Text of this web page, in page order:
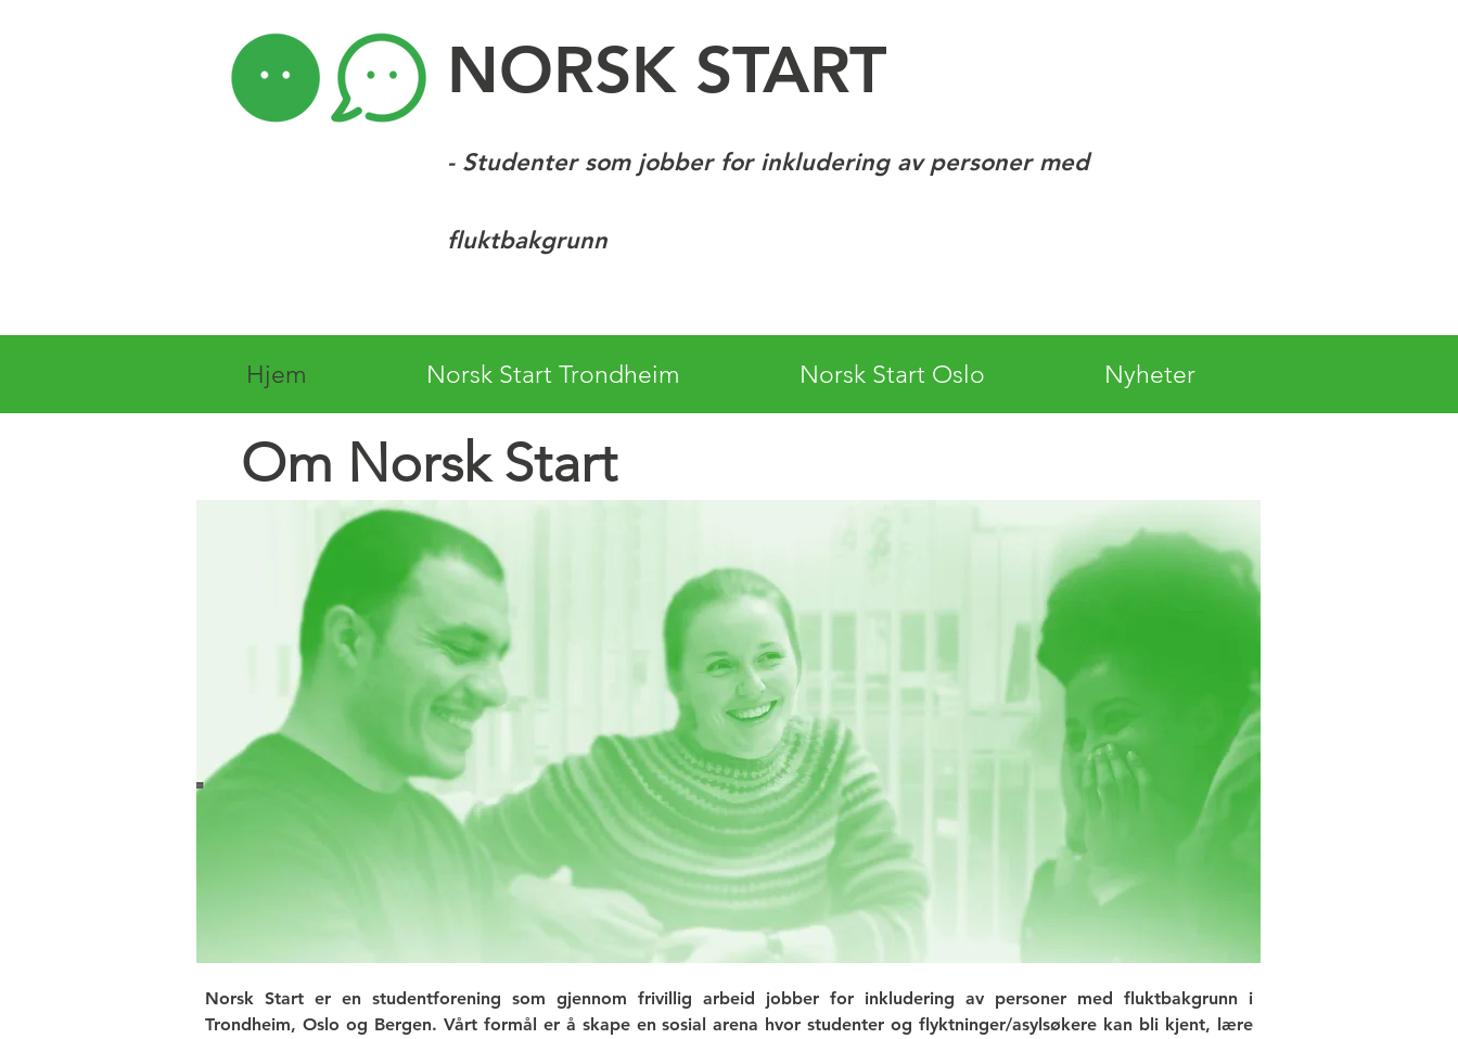
NORSK START
- Studenter som jobber for inkludering av personer med
fluktbakgrunn
Om Norsk Start
Norsk Start er en studentforening som gjennom frivillig arbeid jobber for inkludering av personer med fluktbakgrunn i
Trondheim, Oslo og Bergen. Vårt formål er å skape en sosial arena hvor studenter og flyktninger/asylsøkere kan bli kjent, lære
Hjem Norsk Start Trondheim Norsk Start Oslo Nyheter